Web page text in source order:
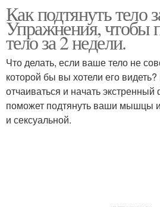
Как подтянуть тело
Упражнения, чтобы
тело за 2 недели.
Что делать, если ваше тело не
которой бы вы хотели его
отчаиваться и начать
поможет подтянуть ваши мышцы и
и сексуальной.